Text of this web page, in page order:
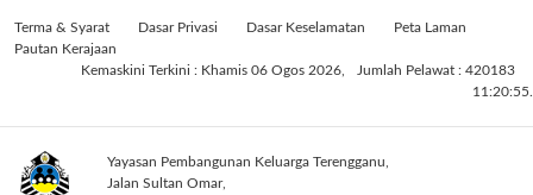
Terma & Syarat Dasar Privasi Dasar Keselamatan
Peta Laman
Pautan Kerajaan
Jumlah Pelawat : 420183
Kemaskini Terkini : Khamis 06 Ogos 2026,
11:20:55.
Yayasan Pembangunan Keluarga Terengganu,
Jalan Sultan Omar,